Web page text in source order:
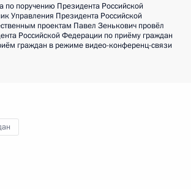
по поручению Президента Российской
Управления Президента Российской
проектам Павел Зенькович провёл
Российской Федерации по приёму граждан
граждан в режиме видео-конференц-связи